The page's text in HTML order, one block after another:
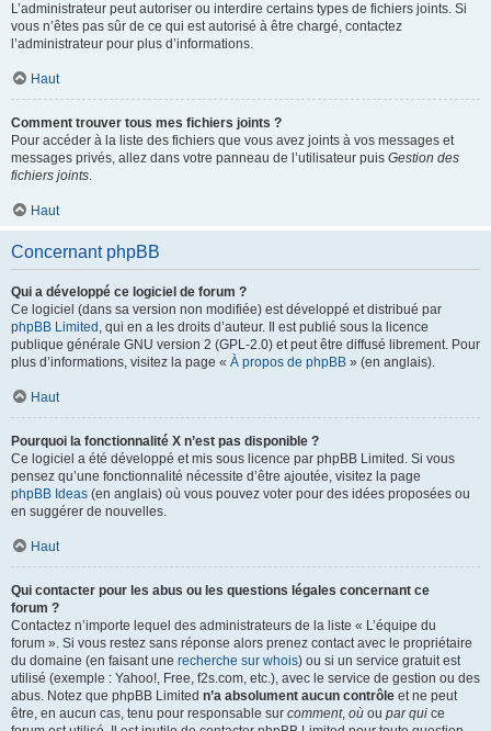
L’administrateur peut autoriser ou interdire certains types de fichiers joints. Si
vous n’êtes pas sûr de ce qui est autorisé à être chargé, contactez
l’administrateur pour plus d’informations.
Haut
Comment trouver tous mes fichiers joints ?
Pour accéder à la liste des fichiers que vous avez joints à vos messages et
messages privés, allez dans votre panneau de l’utilisateur puis Gestion des
fichiers joints.
Haut
Concernant phpBB
Qui a développé ce logiciel de forum ?
Ce logiciel (dans sa version non modifiée) est développé et distribué par
phpBB Limited , qui en a les droits d’auteur. Il est publié sous la licence
publique générale GNU version 2 (GPL-2.0) et peut être diffusé librement. Pour
plus d’informations, visitez la page « À propos de phpBB » (en anglais).
Haut
Pourquoi la fonctionnalité X n’est pas disponible ?
Ce logiciel a été développé et mis sous licence par phpBB Limited. Si vous
pensez qu’une fonctionnalité nécessite d’être ajoutée, visitez la page
phpBB Ideas (en anglais) où vous pouvez voter pour des idées proposées ou
en suggérer de nouvelles.
Haut
Qui contacter pour les abus ou les questions légales concernant ce
forum ?
Contactez n’importe lequel des administrateurs de la liste « L’équipe du
forum ». Si vous restez sans réponse alors prenez contact avec le propriétaire
du domaine (en faisant une recherche sur whois) ou si un service gratuit est
utilisé (exemple : Yahoo!, Free, f2s.com, etc.), avec le service de gestion ou des
abus. Notez que phpBB Limited n’a absolument aucun contrôle et ne peut
être, en aucun cas, tenu pour responsable sur comment, où ou par qui ce